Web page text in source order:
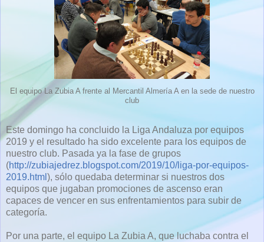
El equipo La Zubia A frente al Mercantil Almería A en la sede de nuestro
club
Este domingo ha concluido la Liga Andaluza por equipos
2019 y el resultado ha sido excelente para los equipos de
nuestro club. Pasada ya la fase de grupos
(http://zubiajedrez.blogspot.com/2019/10/liga-por-equipos-
2019.html ), sólo quedaba determinar si nuestros dos
equipos que jugaban promociones de ascenso eran
capaces de vencer en sus enfrentamientos para subir de
categoría.
Por una parte, el equipo La Zubia A, que luchaba contra el